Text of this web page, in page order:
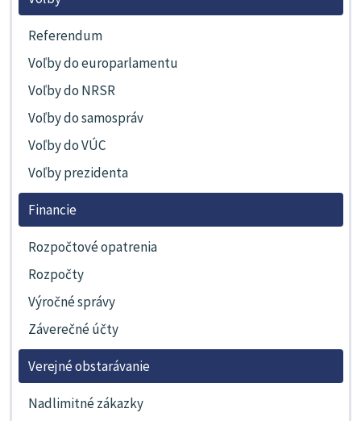
Referendum
Voľby do europarlamentu
Voľby do NRSR
Voľby do samospráv
Voľby do VÚC
Voľby prezidenta
Financie
Rozpočtové opatrenia
Rozpočty
Výročné správy
Záverečné účty
Verejné obstarávanie
Nadlimitné zákazky